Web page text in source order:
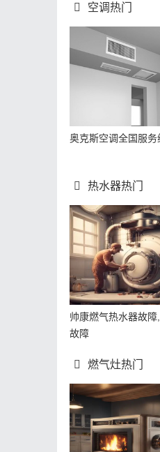
空调热门
奥克斯空调全国服务
热水器热门
帅康燃气热水器故
故障
燃气灶热门